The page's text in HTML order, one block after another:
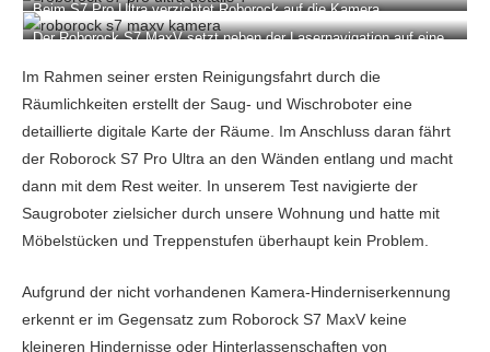
Virtuelle Sperren Ja
Beim S7 Pro Ultra verzichtet Roborock auf die Kamera.
Der Roborock S7 MaxV setzt neben der Lasernavigation auf eine
Im Rahmen seiner ersten Reinigungsfahrt durch die
Räumlichkeiten erstellt der Saug- und Wischroboter eine
detaillierte digitale Karte der Räume. Im Anschluss daran fährt
der Roborock S7 Pro Ultra an den Wänden entlang und macht
dann mit dem Rest weiter. In unserem Test navigierte der
Saugroboter zielsicher durch unsere Wohnung und hatte mit
Möbelstücken und Treppenstufen überhaupt kein Problem.
Aufgrund der nicht vorhandenen Kamera-Hinderniserkennung
erkennt er im Gegensatz zum Roborock S7 MaxV keine
kleineren Hindernisse oder Hinterlassenschaften von